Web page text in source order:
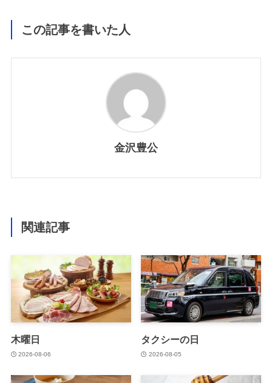
この記事を書いた人
金沢豊公
関連記事
木曜日
2026-08-06
タクシーの日
2026-08-05